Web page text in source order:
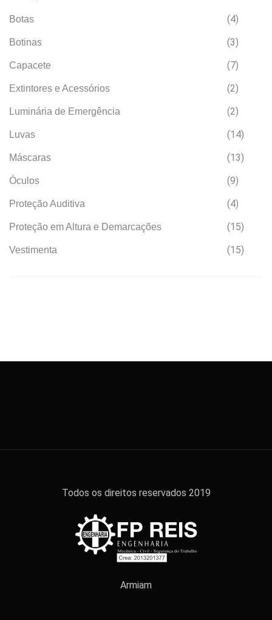
Botas (4)
Botinas (3)
Capacete (7)
Extintores e Acessórios (2)
Luminária de Emergência (2)
Luvas (14)
Máscaras (13)
Óculos (9)
Proteção Auditiva (4)
Proteção em Altura e Demarcações (15)
Vestimenta (15)
Todos os direitos reservados 2019
Armiam